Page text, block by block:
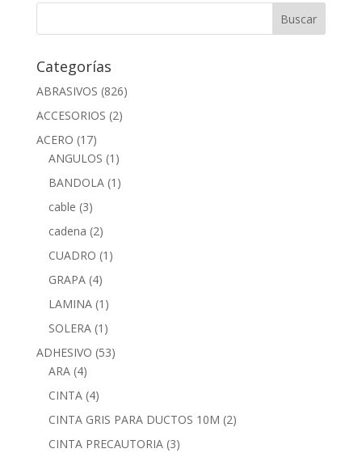
Categorías
ABRASIVOS (826)
ACCESORIOS (2)
ACERO (17)
ANGULOS (1)
BANDOLA (1)
cable (3)
cadena (2)
CUADRO (1)
GRAPA (4)
LAMINA (1)
SOLERA (1)
ADHESIVO (53)
ARA (4)
CINTA (4)
CINTA GRIS PARA DUCTOS 10M (2)
CINTA PRECAUTORIA (3)